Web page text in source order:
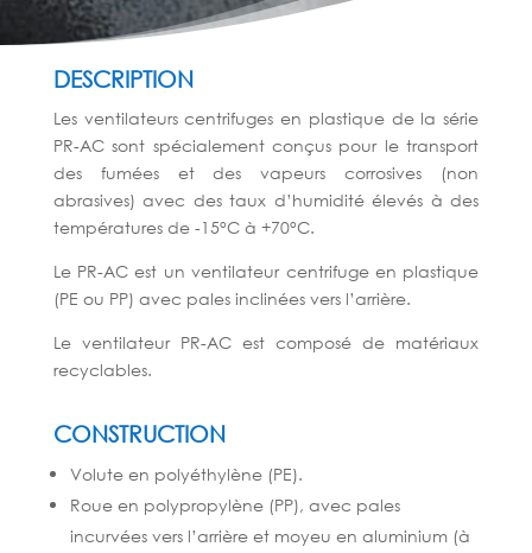
DESCRIPTION
Les ventilateurs centrifuges en plastique de la série
PR-AC sont spécialement conçus pour le transport
des fumées et des vapeurs corrosives (non
abrasives)avec des taux d’humidité élevés à des
températures de -15°C à +70°C.
Le PR-AC est un ventilateur centrifuge en plastique
(PE ou PP) avec pales inclinées vers l’arrière.
Le ventilateur PR-AC est composé de matériaux
recyclables.
CONSTRUCTION
Volute en polyéthylène (PE).
Roue en polypropylène (PP), avec pales
incurvées vers l’arrière et moyeu en aluminium (à